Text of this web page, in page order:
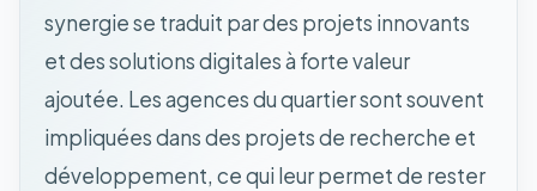
synergie se traduit par des projets innovants
et des solutions digitales à forte valeur
ajoutée. Les agences du quartier sont souvent
impliquées dans des projets de recherche et
développement, ce qui leur permet de rester